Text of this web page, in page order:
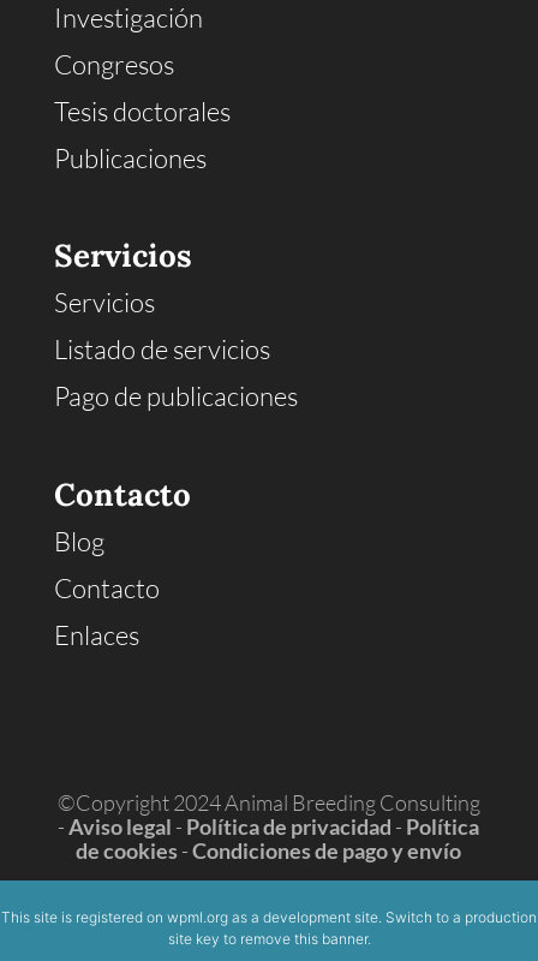
Investigación
Congresos
Tesis doctorales
Publicaciones
Servicios
Servicios
Listado de servicios
Pago de publicaciones
Contacto
Blog
Contacto
Enlaces
©Copyright 2024 Animal Breeding Consulting
-Aviso legal - Política de privacidad - Política
de cookies-Condiciones de pago y envío
This site is registered on wpml.org as a development site. Switch to a production
site key to remove this banner.